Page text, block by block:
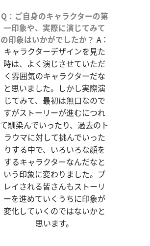
Q：ご自身のキャラクターの第
一印象や、実際に演じてみて
の印象はいかがでしたか？ A：
キャラクターデザインを見た
時は、よく演じさせていただ
く雰囲気のキャラクターだな
と思いました。しかし実際演
じてみて、最初は無口なので
すがストーリーが進むにつれ
て馴染んでいったり、過去のト
ラウマに対して挑んでいった
りする中で、いろいろな顔を
するキャラクターなんだなと
いう印象に変わりました。プ
レイされる皆さんもストーリ
ーを進めていくうちに印象が
変化していくのではないかと
思います。